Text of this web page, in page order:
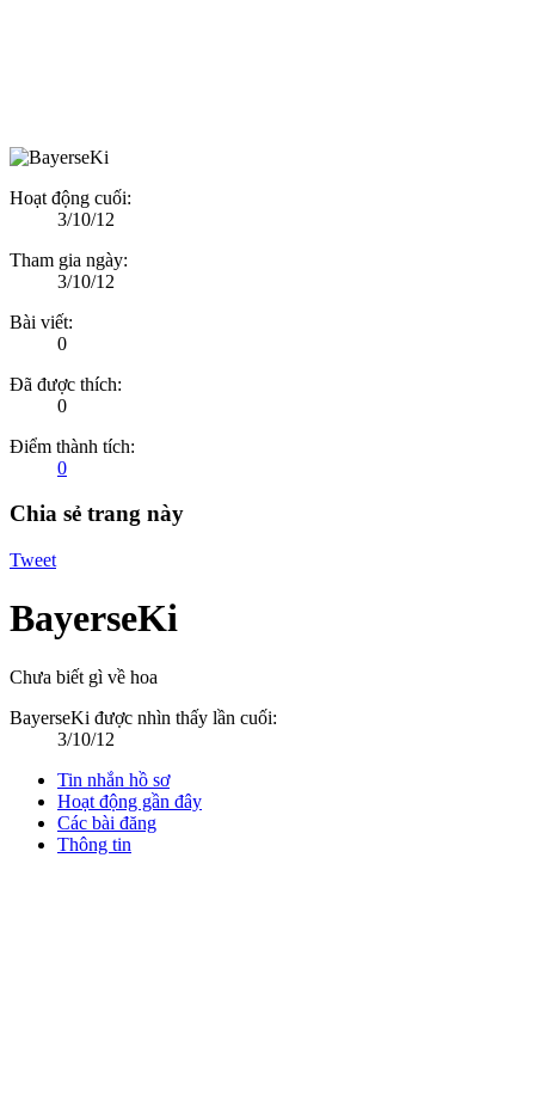
Hoạt động cuối:
3/10/12
Tham gia ngày:
3/10/12
Bài viết:
0
Đã được thích:
0
Điểm thành tích:
0
Chia sẻ trang này
Tweet
BayerseKi
Chưa biết gì về hoa
BayerseKi được nhìn thấy lần cuối:
3/10/12
Tin nhắn hồ sơ
Hoạt động gần đây
Các bài đăng
Thông tin